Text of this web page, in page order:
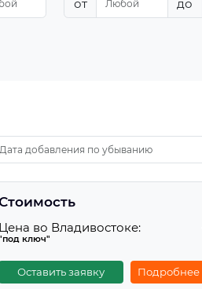
от до
Цена во Владивостоке:
ключ"
Оставить заявку Подробнее